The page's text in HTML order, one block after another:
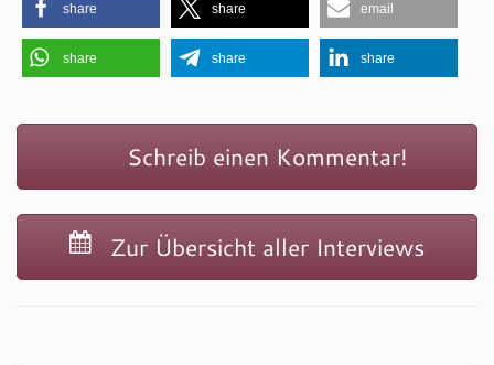
share share email
share share share
Schreib einen Kommentar!
Zur Übersicht aller Interviews